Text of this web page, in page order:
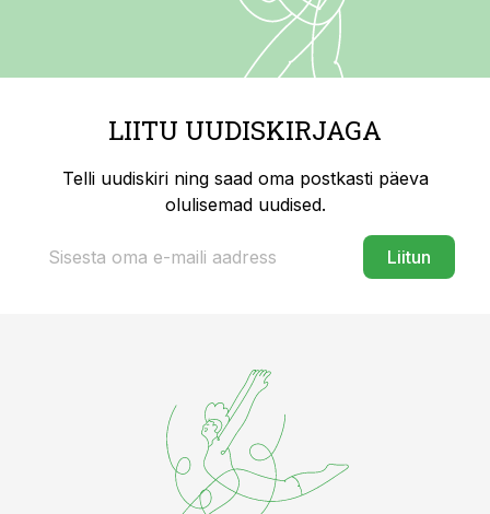
LIITU UUDISKIRJAGA
Telli uudiskiri ning saad oma postkasti päeva
olulisemad uudised.
Liitun